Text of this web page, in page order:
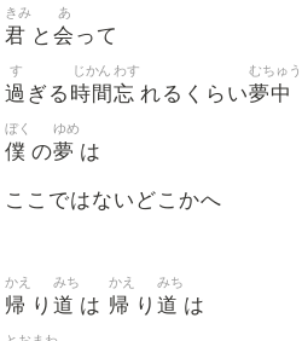
君
きみ
と 会
あ
って
過
す
ぎる 時間
じかん
忘
わす
れるくらい夢中
むちゅう
僕
ぼく
の夢
ゆめ
は
ここではないどこかへ
帰
かえ
り 道
みち
は 帰
かえ
り 道
みち
は